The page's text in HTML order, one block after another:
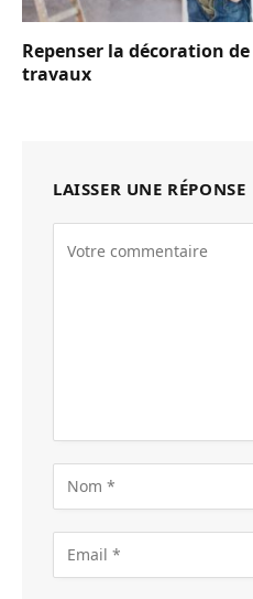
Repenser la décoration
travaux
LAISSER UNE RÉPONSE